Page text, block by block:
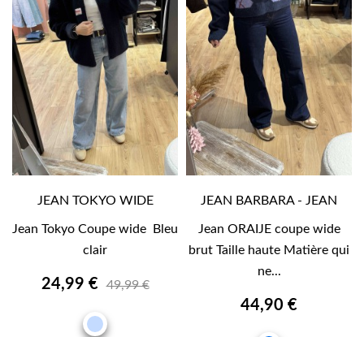
JEAN TOKYO WIDE
Jean Tokyo Coupe wide Bleu
clair
24,99 € 49,99 €
BLEU
JEAN BARBARA - JEAN
Jean ORAIJE coupe wide
brut Taille haute Matière qui
ne...
44,90 €